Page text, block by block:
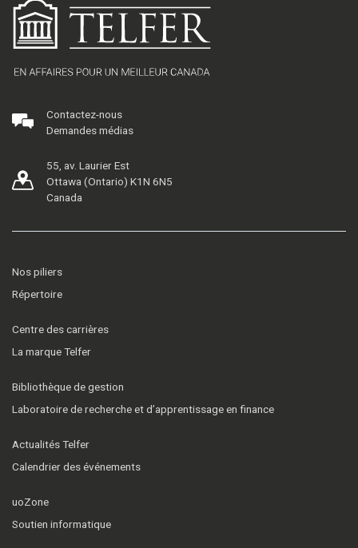
Contactez-nous
Demandes médias
55, av. Laurier Est
Ottawa (Ontario) K1N 6N5
Canada
Nos piliers
Répertoire
Centre des carrières
La marque Telfer
Bibliothèque de gestion
Laboratoire de recherche et d’apprentissage en finance
Actualités Telfer
Calendrier des événements
uoZone
Soutien informatique